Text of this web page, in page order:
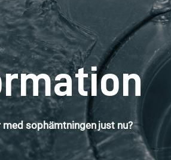
sophämtningen just nu?